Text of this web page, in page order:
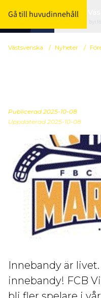
Gå till huvudinnehåll
Byt
Västsvenska / Nyheter /
Publicerad 2025-10-08
Uppdaterad 2025-10-08
Innebandy är
innebandy! FCB